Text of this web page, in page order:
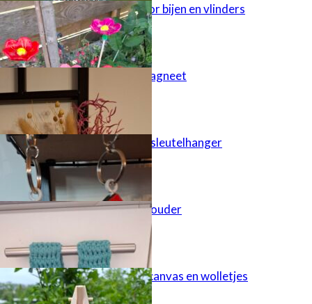
Tuinsteker voor bijen en vlinders
Juf bedankt magneet
Houten huisje sleutelhanger
Keukendoek houder
Oefenen met canvas en wolletjes